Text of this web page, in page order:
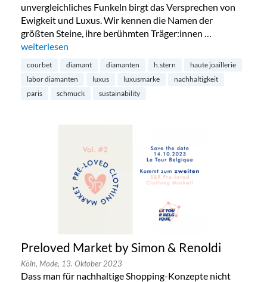
unvergleichliches Funkeln birgt das Versprechen von
Ewigkeit und Luxus. Wir kennen die Namen der
größten Steine, ihre berühmten Träger:innen …
„Diamanten aus dem Labor – die Zukunft?“
weiterlesen
courbet diamant diamanten h.stern
haute joaillerie
labor diamanten
luxus luxusmarke
nachhaltigkeit
paris
schmuck sustainability
Preloved Market by Simon & Renoldi
Köln, Mode, 13. Oktober 2023
Dass man für nachhaltige Shopping-Konzepte nicht